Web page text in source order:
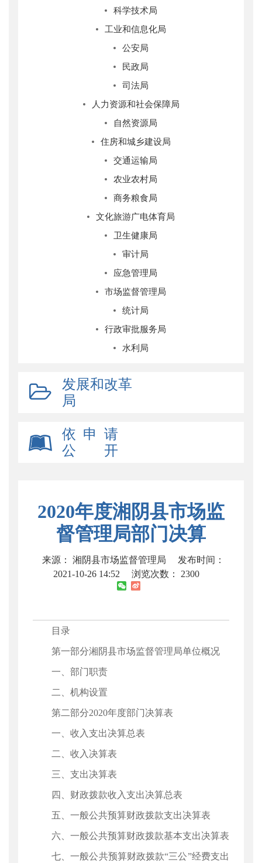
科学技术局
工业和信息化局
公安局
民政局
司法局
人力资源和社会保障局
自然资源局
住房和城乡建设局
交通运输局
农业农村局
商务粮食局
文化旅游广电体育局
卫生健康局
审计局
应急管理局
市场监督管理局
统计局
行政审批服务局
水利局
发展和改革
局
依 申 请
公 开
2020年度湘阴县市场监
督管理局部门决算
来源： 湘阴县市场监督管理局
发布时间：
2021-10-26 14:52
浏览次数： 2300
目录
第一部分湘阴县市场监督管理局单位概况
一、部门职责
二、机构设置
第二部分2020年度部门决算表
一、收入支出决算总表
二、收入决算表
三、支出决算表
四、财政拨款收入支出决算总表
五、一般公共预算财政拨款支出决算表
六、一般公共预算财政拨款基本支出决算表
七、一般公共预算财政拨款“三公”经费支出